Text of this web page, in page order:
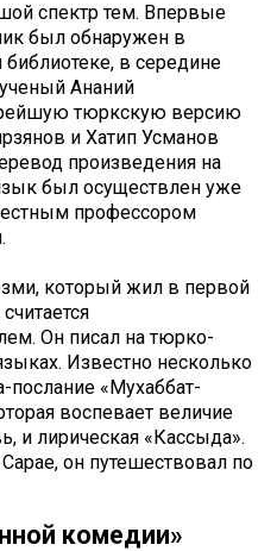
спектр тем. Впервые
был обнаружен в
в середине
Ананий
тюркскую версию
и Хатип Усманов
произведения на
был осуществлен уже
профессором
который жил в первой
Он писал на тюрко-
Известно несколько
послание «Мухаббат-
воспевает величие
и лирическая «Кассыда».
он путешествовал по
комедии»